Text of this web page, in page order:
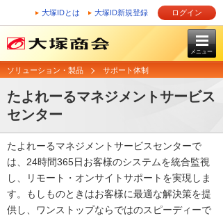
大塚IDとは 大塚ID新規登録 ログイン
メニュー
ソリューション・製品 サポート体制
たよれーるマネジメントサービス
センター
たよれーるマネジメントサービスセンターで
は、24時間365日お客様のシステムを統合監視
し、リモート・オンサイトサポートを実現しま
す。もしものときはお客様に最適な解決策を提
供し、ワンストップならではのスピーディーで